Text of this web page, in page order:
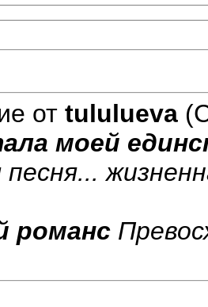
от tululueva
моей
романс